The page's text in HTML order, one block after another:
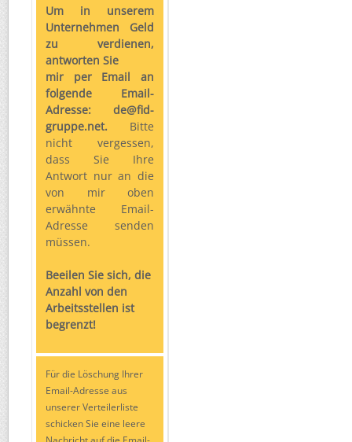
Um in unserem
Unternehmen Geld
zu verdienen,
antworten Sie
mir per Email an
folgende Email-
Adresse: de@fid-
gruppe.net. Bitte
nicht vergessen,
dass Sie Ihre
Antwort nur an die
von mir oben
erwähnte Email-
Adresse senden
müssen.
Beeilen Sie sich, die
Anzahl von den
Arbeitsstellen ist
begrenzt!
Für die Löschung Ihrer
Email-Adresse aus
unserer Verteilerliste
schicken Sie eine leere